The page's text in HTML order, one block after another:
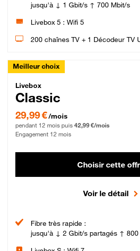
jusqu'à ↓ 1 Gbit/s ↑ 700 Mbit/s
Livebox 5 : Wifi 5
200 chaînes TV + 1 Décodeur TV
Meilleur choix
Livebox Classic Fibre
Livebox
Classic
29,99 € par mois pendant 12 mois puis 42,99
29,99 €/mois
pendant 12 mois puis 42,99 €/mois
Engagement 12 mois
Choisir cette
Voir le détail
Fibre très rapide :
jusqu'à ↓ 2 Gbit/s partagés ↑ 800